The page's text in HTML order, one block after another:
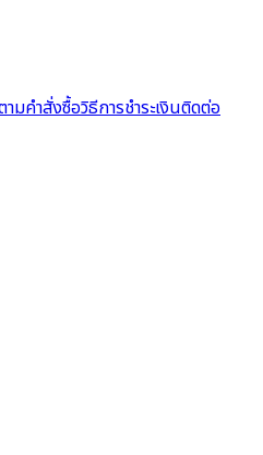
ามคำสั่งซื้อวิธีการชำระเงินติดต่อ